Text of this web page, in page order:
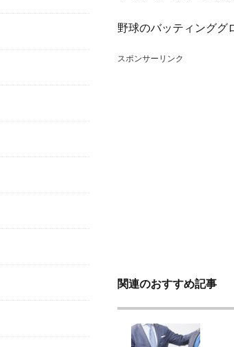
野球のバッティンググ
スポンサーリンク
関連のおすすめ記事